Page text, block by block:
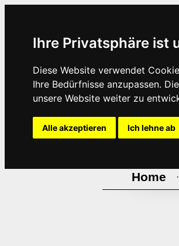
Ihre Privatsphäre ist
Diese Website verwendet
Ihre Bedürfnisse anzupassen.
unsere Website weiter zu
Alle akzeptieren Ich lehne ab
Home ·